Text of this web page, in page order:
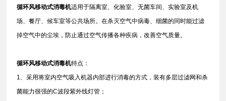
循环风移动式消毒机适用于隔离室、化验室、无菌车间、实验室及机
场、餐厅、候车室等公共场所。在杀灭空气中病毒、细菌的同时能过滤
掉空气中的尘埃，防止通过空气传播各种疾病，改善空气质量。
循环风移动式消毒机特点：
1、采用将室内空气吸入机器内部进行消毒的方式，装有多层过滤网和杀
菌能力很强的C波段紫外线灯管；